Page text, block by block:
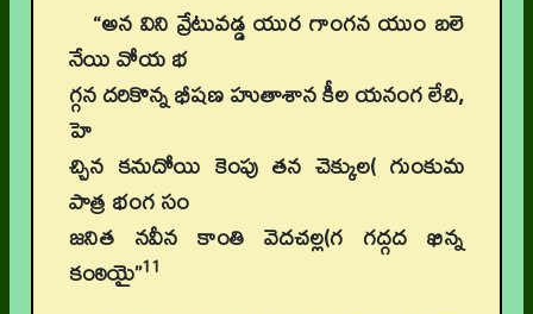
“అన విని వ్రేటువడ్డ యుర గాంగన యుం బలె
నేయి వోయ భ
గ్గన దరికొన్న భీషణ హుతాశాన కీల యనంగ లేచి,
హె
చ్చిన కనుదోయి కెంపు తన చెక్కుల( గుంకుమ
పాత్ర భంగ సం
జనిత నవీన కాంతి వెదచల్ల(గ గద్గద ఖిన్న
కంఠియై”11